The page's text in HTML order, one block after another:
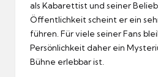
als Kabarettist und seiner
Öffentlichkeit scheint er ein
führen. Für viele seiner Fans
Persönlichkeit daher ein
Bühne erlebbar ist.